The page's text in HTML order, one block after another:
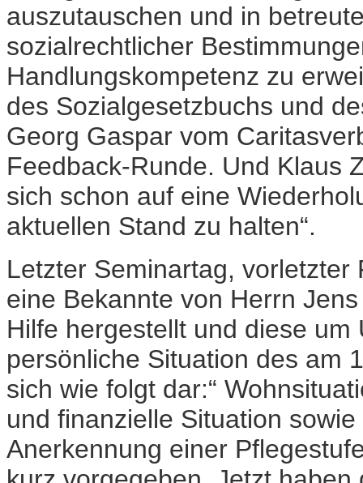
auszutauschen und in
sozialrechtlicher
Handlungskompetenz zu
des Sozialgesetzbuchs und
Georg Gaspar vom
Feedback-Runde. Und Klaus
sich schon auf eine
aktuellen Stand zu halten“.
Letzter Seminartag, vorletzter
eine Bekannte von Herrn
Hilfe hergestellt und diese
persönliche Situation des am
sich wie folgt dar:“
und finanzielle Situation
Anerkennung einer